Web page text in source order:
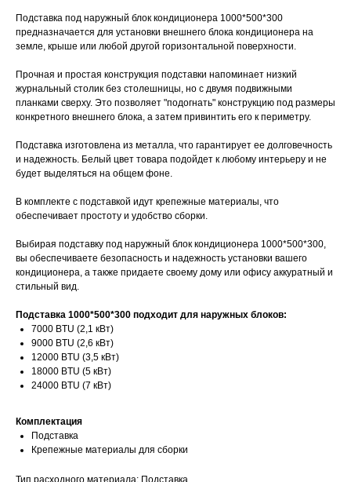
Подставка под наружный блок кондиционера 1000*500*300
предназначается для установки внешнего блока кондиционера на
земле, крыше или любой другой горизонтальной поверхности.
Прочная и простая конструкция подставки напоминает низкий
журнальный столик без столешницы, но с двумя подвижными
планками сверху. Это позволяет "подогнать" конструкцию под размеры
конкретного внешнего блока, а затем привинтить его к периметру.
Подставка изготовлена из металла, что гарантирует ее долговечность
и надежность. Белый цвет товара подойдет к любому интерьеру и не
будет выделяться на общем фоне.
В комплекте с подставкой идут крепежные материалы, что
обеспечивает простоту и удобство сборки.
Выбирая подставку под наружный блок кондиционера 1000*500*300,
вы обеспечиваете безопасность и надежность установки вашего
кондиционера, а также придаете своему дому или офису аккуратный и
стильный вид.
Подставка 1000*500*300 подходит для наружных блоков:
7000 BTU (2,1 кВт)
9000 BTU (2,6 кВт)
12000 BTU (3,5 кВт)
18000 BTU (5 кВт)
24000 BTU (7 кВт)
Комплектация
Подставка
Крепежные материалы для сборки